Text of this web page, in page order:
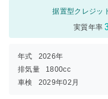
据置型クレジッ
実質年率
年式 2026年
排気量
1800cc
車検
2029年02月